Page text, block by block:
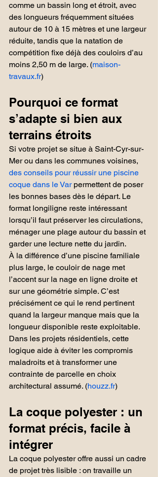
comme un bassin long et étroit, avec
des longueurs fréquemment situées
autour de 10 à 15 mètres et une largeur
réduite, tandis que la natation de
compétition fixe déjà des couloirs d’au
moins 2,50 m de large. (maison-
travaux.fr)
Pourquoi ce format
s’adapte si bien aux
terrains étroits
Si votre projet se situe à Saint-Cyr-sur-
Mer ou dans les communes voisines,
des conseils pour réussir une piscine
coque dans le Var permettent de poser
les bonnes bases dès le départ. Le
format longiligne reste intéressant
lorsqu’il faut préserver les circulations,
ménager une plage autour du bassin et
garder une lecture nette du jardin.
À la différence d’une piscine familiale
plus large, le couloir de nage met
l’accent sur la nage en ligne droite et
sur une géométrie simple. C’est
précisément ce qui le rend pertinent
quand la largeur manque mais que la
longueur disponible reste exploitable.
Dans les projets résidentiels, cette
logique aide à éviter les compromis
maladroits et à transformer une
contrainte de parcelle en choix
architectural assumé. (houzz.fr)
La coque polyester : un
format précis, facile à
intégrer
La coque polyester offre aussi un cadre
de projet très lisible : on travaille un